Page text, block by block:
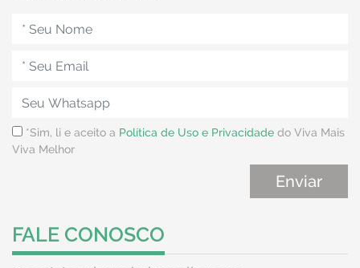
*Sim, li e aceito a Política de Uso e Privacidade do Viva Mais
Viva Melhor
FALE CONOSCO